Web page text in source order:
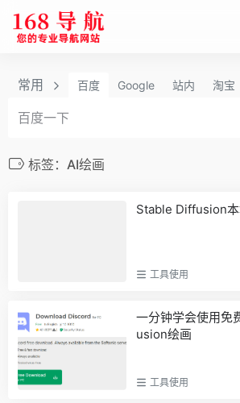
常用 百度 Google 站内 淘宝
标签：AI绘画
Stable Diffusion
工具使用
一分钟学会使用免
usion绘画
工具使用